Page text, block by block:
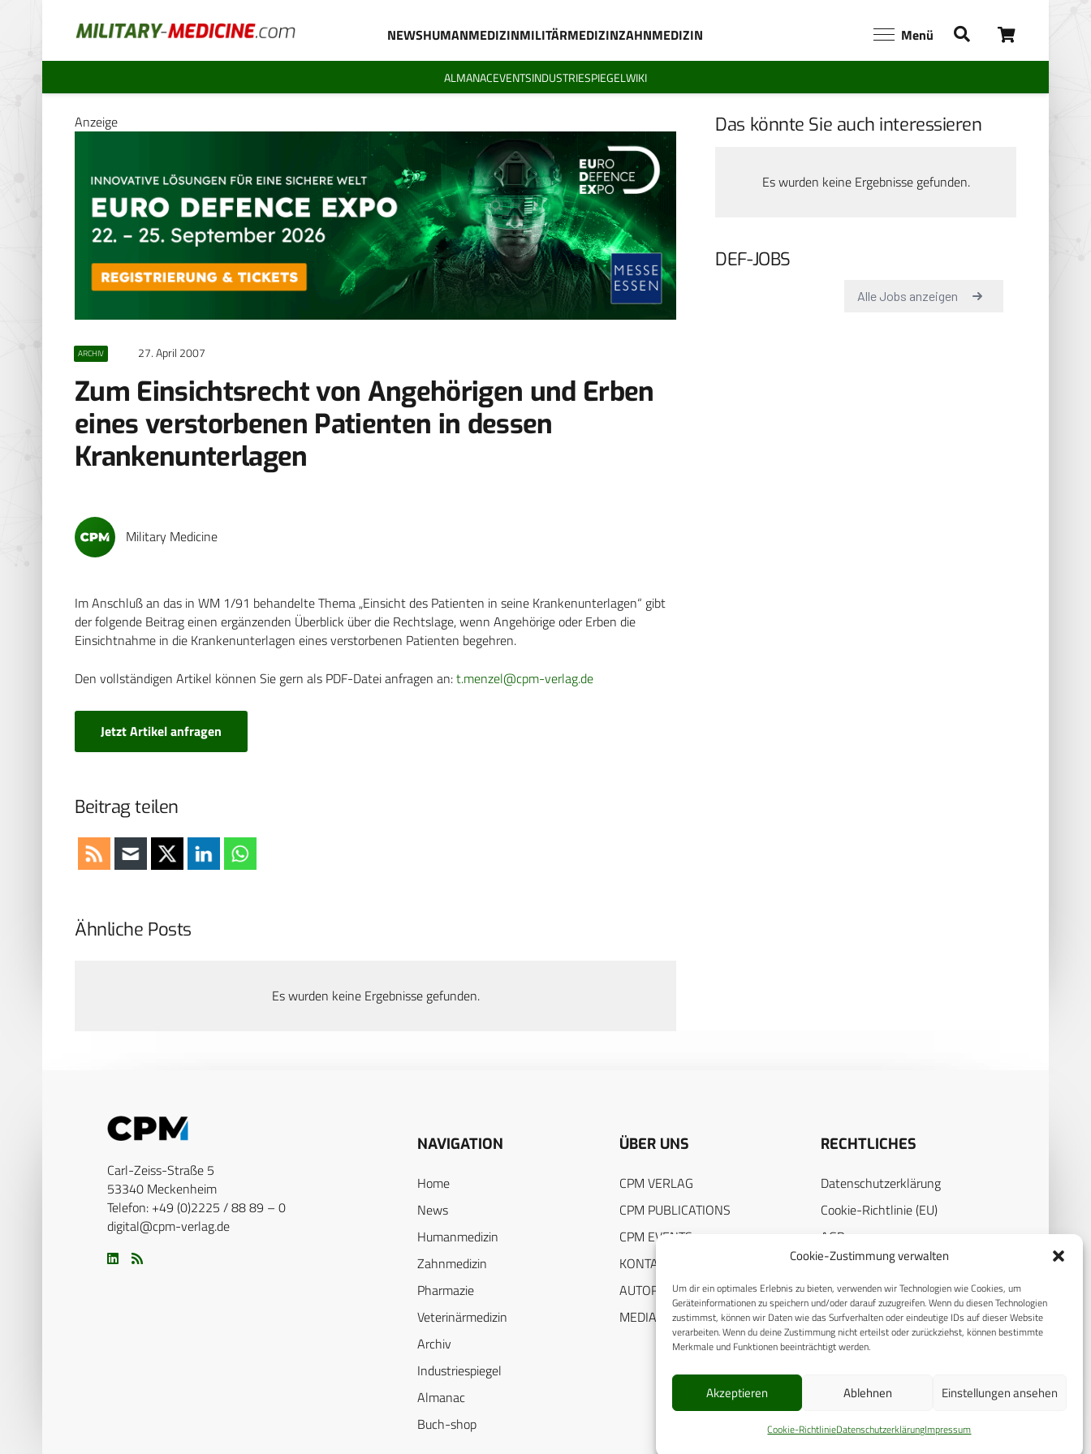
Cookie-Zustimmung verwalten
Um dir ein optimales Erlebnis zu bieten, verwenden wir Technologien wie Cookies, um
Geräteinformationen zu speichern und/oder darauf zuzugreifen. Wenn du diesen Technologien
zustimmst, können wir Daten wie das Surfverhalten oder eindeutige IDs auf dieser Website
verarbeiten. Wenn du deine Zustimmung nicht erteilst oder zurückziehst, können bestimmte
Merkmale und Funktionen beeinträchtigt werden.
Akzeptieren Ablehnen Einstellungen ansehen
Cookie-RichtlinieDatenschutzerklärungImpressum
NEWSHUMANMEDIZINMILITÄRMEDIZINZAHNMEDIZIN Menü
ALMANACEVENTSINDUSTRIESPIEGELWIKI
Anzeige
ARCHIV 27. April 2007
Zum Einsichtsrecht von Angehörigen und Erben
eines verstorbenen Patienten in dessen
Krankenunterlagen
Military Medicine
Im Anschluß an das in WM 1/91 behandelte Thema „Einsicht des Patienten in seine Krankenunterlagen“ gibt
der folgende Beitrag einen ergänzenden Überblick über die Rechtslage, wenn Angehörige oder Erben die
Einsichtnahme in die Krankenunterlagen eines verstorbenen Patienten begehren.
Den vollständigen Artikel können Sie gern als PDF-Datei anfragen an:t.menzel@cpm-verlag.de
Jetzt Artikel anfragen
Beitrag teilen
Das könnte Sie auch interessieren
Es wurden keine Ergebnisse gefunden.
DEF-JOBS
Ähnliche Posts
Es wurden keine Ergebnisse gefunden.
Carl-Zeiss-Straße 5
53340 Meckenheim
Telefon: +49 (0)2225 / 88 89 – 0
digital@cpm-verlag.de
NAVIGATION
Home
News
Humanmedizin
Zahnmedizin
Pharmazie
Veterinärmedizin
Archiv
Industriespiegel
Almanac
Buch-shop
ÜBER UNS
CPM VERLAG
CPM PUBLICATIONS
CPM EVENTS
KONTAKT
AUTORENHINWEISE
MEDIADATEN
RECHTLICHES
Datenschutzerklärung
Cookie-Richtlinie (EU)
AGB
Compliance
Impressum